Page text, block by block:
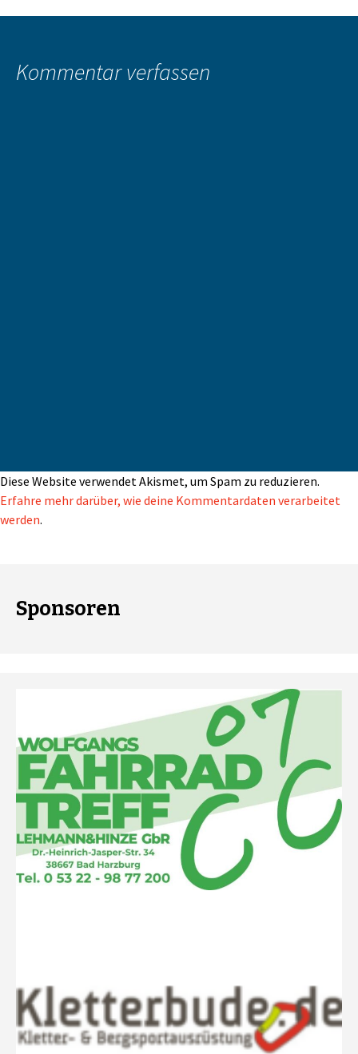
Kommentar verfassen
Diese Website verwendet Akismet, um Spam zu reduzieren.
Erfahre mehr darüber, wie deine Kommentardaten verarbeitet
werden.
Sponsoren